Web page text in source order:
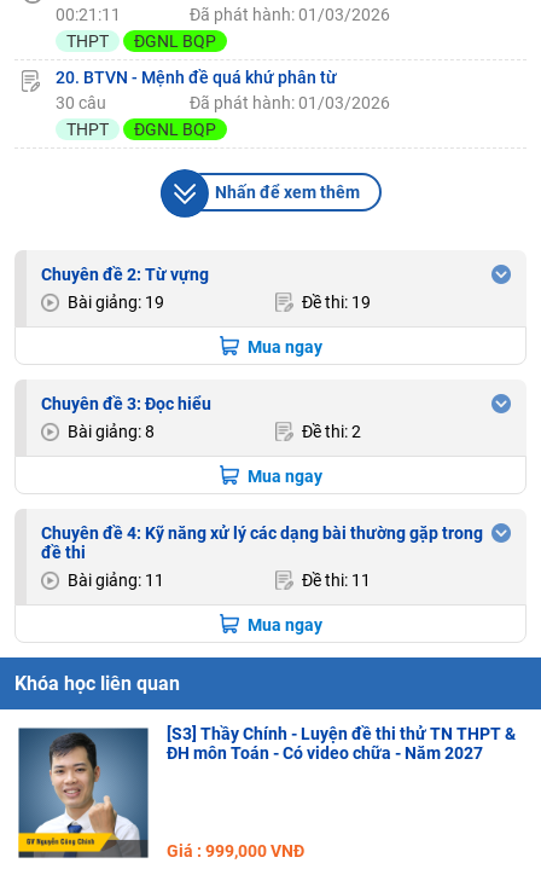
00:21:11
Đã phát hành: 01/03/2026
THPT
ĐGNL BQP
20. BTVN - Mệnh đề quá khứ phân từ
30 câu
Đã phát hành: 01/03/2026
THPT
ĐGNL BQP
Nhấn để xem thêm
Chuyên đề 2: Từ vựng
Bài giảng: 19
Đề thi: 19
Mua ngay
Chuyên đề 3: Đọc hiểu
Bài giảng: 8
Đề thi: 2
Mua ngay
Chuyên đề 4: Kỹ năng xử lý các dạng bài thường gặp trong
đề thi
Bài giảng: 11
Đề thi: 11
Mua ngay
Khóa học liên quan
[S3] Thầy Chính - Luyện đề thi thử TN THPT &
ĐH môn Toán - Có video chữa - Năm 2027
Giá : 999,000 VNĐ